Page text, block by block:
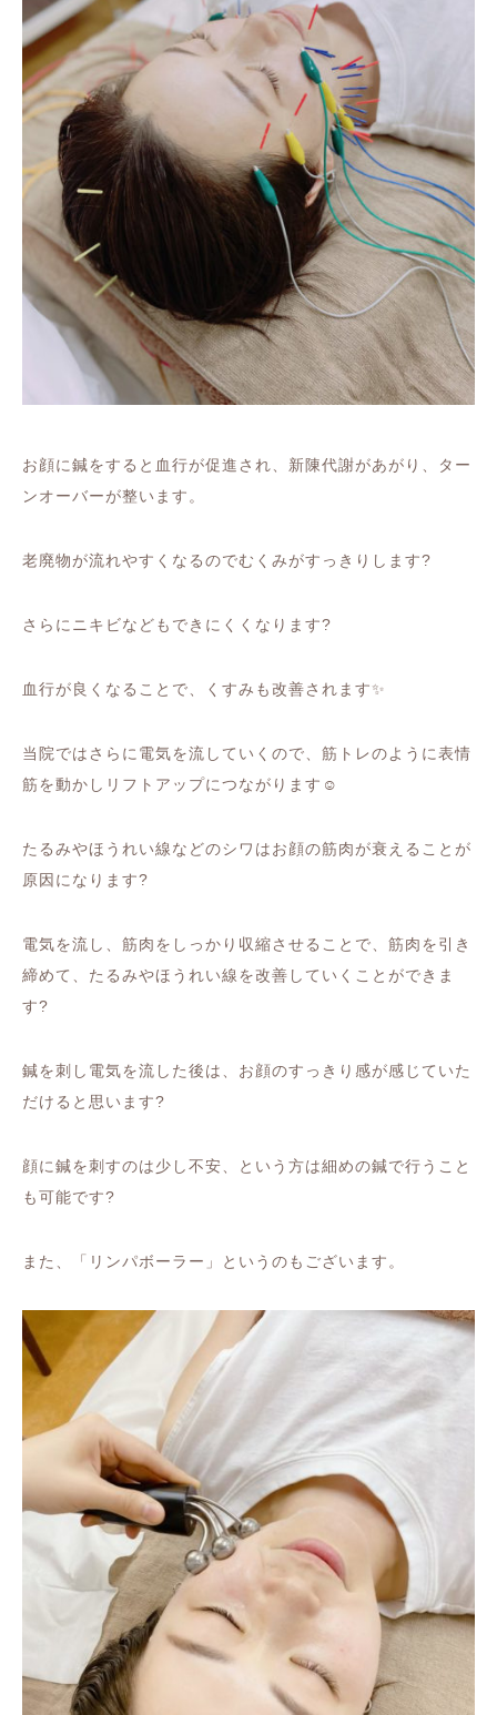
お顔に鍼をすると 血行が促進され、新陳代謝があがり、
ター
ンオーバーが整います。
老廃物が流れやすくなるのでむくみがすっきりします?
さらにニキビなどもできにくくなります?
血行が良くなることで、 くすみも改善されます✨
当院ではさらに 電気を流していくので、 筋トレのように表情
筋を動かし リフトアップにつながります ☺️
たるみやほうれい線などのシワはお顔の筋肉が衰えることが
原因になります?
電気を流し、筋肉をしっかり収縮させることで、筋肉を引き
締めて、たるみやほうれい線を改善していくことができま
す?
鍼を刺し電気を流した後は、 お顔のすっきり感が感じていた
だけると思います?
顔に鍼を刺すのは少し不安、という方は細めの鍼で行うこと
も可能です?
また、「リンパボーラー」というのもございます。